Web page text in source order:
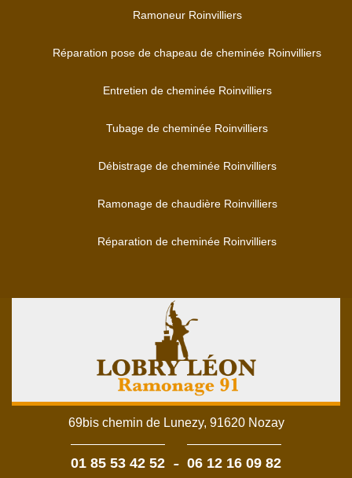
Ramoneur Roinvilliers
Réparation pose de chapeau de cheminée Roinvilliers
Entretien de cheminée Roinvilliers
Tubage de cheminée Roinvilliers
Débistrage de cheminée Roinvilliers
Ramonage de chaudière Roinvilliers
Réparation de cheminée Roinvilliers
69bis chemin de Lunezy, 91620 Nozay
01 85 53 42 52 - 06 12 16 09 82